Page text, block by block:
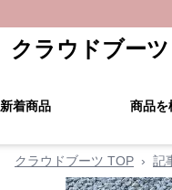
クラウドブーツ
新着商品 商品を
クラウドブーツ TOP › 記